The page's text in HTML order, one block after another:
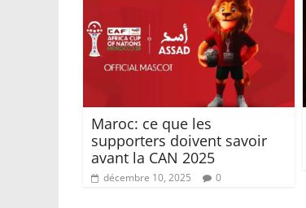
Maroc: ce que les
supporters doivent savoir
avant la CAN 2025
décembre 10, 2025 0